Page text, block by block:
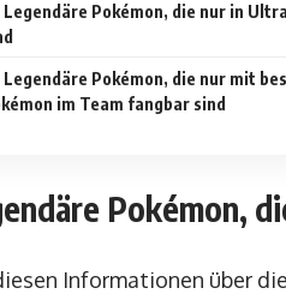
Legendäre Pokémon, die nur in
Legendäre Pokémon, die nur mit
im Team fangbar sind
Pokémon,
Informationen über